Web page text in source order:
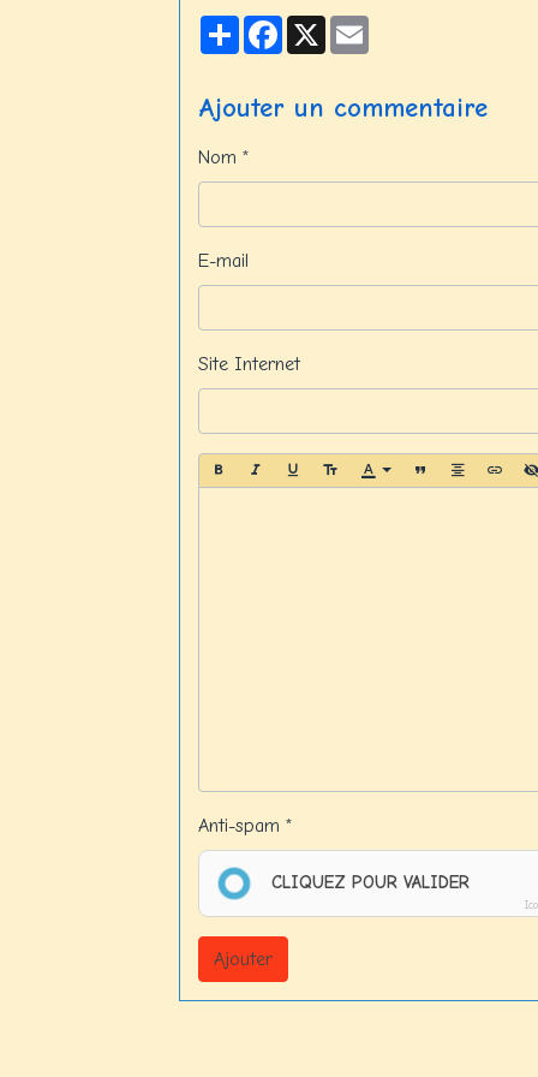
PartagerFacebook
X
Ajouter un commentaire
Nom
E-mail
Site Internet
Anti-spam
CLIQUEZ POUR VALIDER
Ajouter